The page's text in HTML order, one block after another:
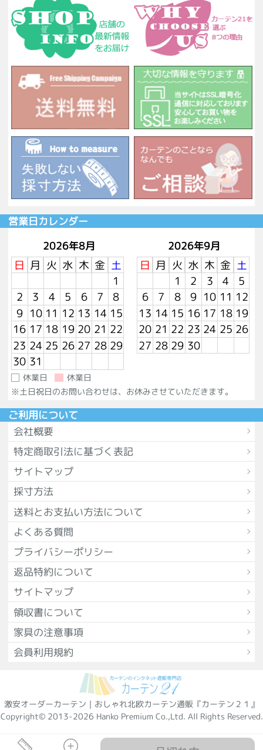
営業日カレンダー
2026年8月
日 月 火 水 木 金 土
1
2
3 4 5 6 7
8
9 10 11 12 13 14 15
16 17 18 19 20 21 22
23 24 25 26 27 28 29
30 31
2026年9月
日 月 火 水 木 金 土
1
2 3 4
5
6
7 8 9 10 11 12
13 14 15 16 17 18 19
20 21 22 23 24 25 26
27 28 29 30
休業日
休業日
※土日祝日のお問い合わせは、お休みさせていただきます。
ご利用について
会社概要
特定商取引法に基づく表記
サイトマップ
採寸方法
送料とお支払い方法について
よくある質問
プライバシーポリシー
返品特約について
サイトマップ
領収書について
家具の注意事項
会員利用規約
激安オーダーカーテン｜おしゃれ北欧カーテン通販『カーテン２１』
Copyright© 2013-2026 Hanko Premium Co.,Ltd. All Rights Reserved.